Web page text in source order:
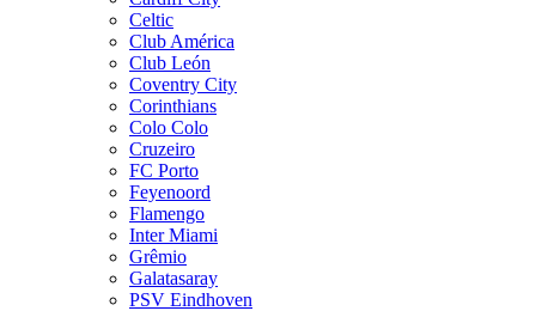
Celtic
Club América
Club León
Coventry City
Corinthians
Colo Colo
Cruzeiro
FC Porto
Feyenoord
Flamengo
Inter Miami
Grêmio
Galatasaray
PSV Eindhoven